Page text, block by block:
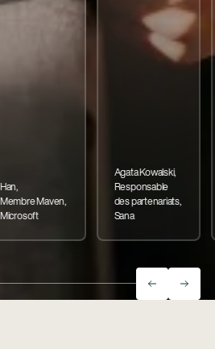
Han,
Membre Maven,
Microsoft
Agata Kowalski,
Responsable
des partenariats,
Sana